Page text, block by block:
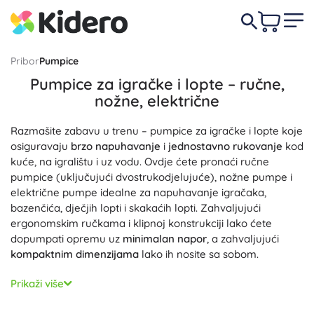
PriborPumpice
Pumpice za igračke i lopte – ručne,
nožne, električne
Razmašite zabavu u trenu – pumpice za igračke i lopte koje
osiguravaju brzo napuhavanje i jednostavno rukovanje kod
kuće, na igralištu i uz vodu. Ovdje ćete pronaći ručne
pumpice (uključujući dvostrukodjelujuće), nožne pumpe i
električne pumpe idealne za napuhavanje igračaka,
bazenčića, dječjih lopti i skakaćih lopti. Zahvaljujući
ergonomskim ručkama i klipnoj konstrukciji lako ćete
dopumpati opremu uz minimalan napor, a zahvaljujući
kompaktnim dimenzijama lako ih nosite sa sobom.
Univerzalni setovi uključuju igle za lopte, adaptere za
balone i redukcije za različite ventile – od balona, preko
Prikaži više